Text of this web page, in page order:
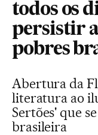
todos os
persistir
pobres
Abertura da
literatura ao
Sertões' que
brasileira